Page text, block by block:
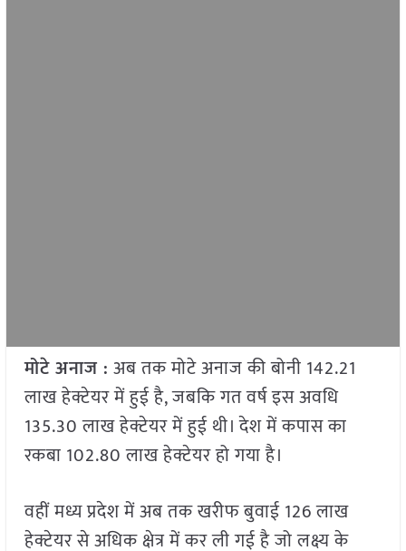
मोटे अनाज : अब तक मोटे अनाज की बोनी 142.21
लाख हेक्टेयर में हुई है, जबकि गत वर्ष इस अवधि
135.30 लाख हेक्टेयर में हुई थी। देश में कपास का
रकबा 102.80 लाख हेक्टेयर हो गया है।
वहीं मध्य प्रदेश में अब तक खरीफ बुवाई 126 लाख
हेक्टेयर से अधिक क्षेत्र में कर ली गई है जो लक्ष्य के